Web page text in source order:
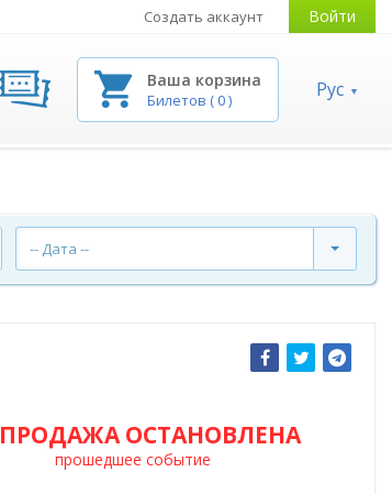
Создать аккаунт Войти
Ваша корзина
Билетов (0) Рус
-- Дата --
ПРОДАЖА ОСТАНОВЛЕНА
прошедшее событие